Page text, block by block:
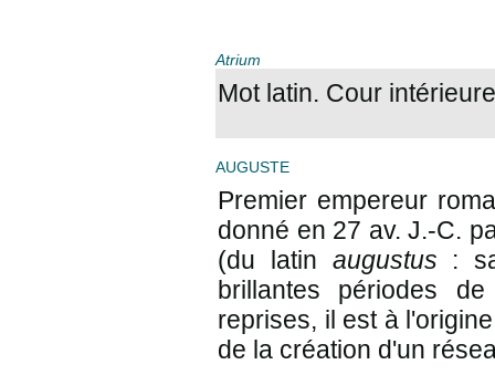
Atrium
Mot latin. Cour
AUGUSTE
Premier empereur
donné en 27 av. J.-C.
(du latin augustus :
brillantes périodes
reprises, il est à
de la création d'un